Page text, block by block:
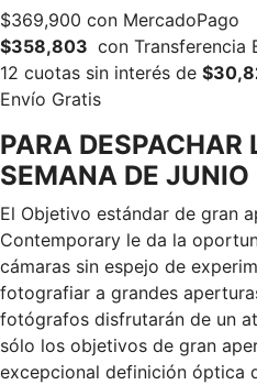
$369,900 con MercadoPago
$358,803 con Transferencia
12 cuotas sin interés de
Envío Gratis
PARA DESPACHAR
SEMANA DE
El Objetivo estándar de gran
Contemporary le da la
cámaras sin espejo de
fotografiar a grandes
fotógrafos disfrutarán de un
sólo los objetivos de gran
excepcional definición óptica